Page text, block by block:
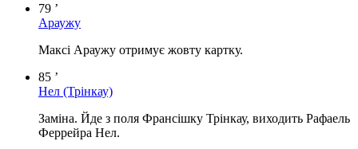
79 ’
Араужу
Максі Араужу отримує жовту картку.
85 ’
Нел (Трінкау)
Заміна. Йде з поля Франсішку Трінкау, виходить Рафаель
Феррейра Нел.